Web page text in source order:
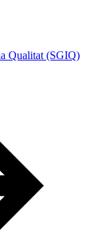
Qualitat (SGIQ)